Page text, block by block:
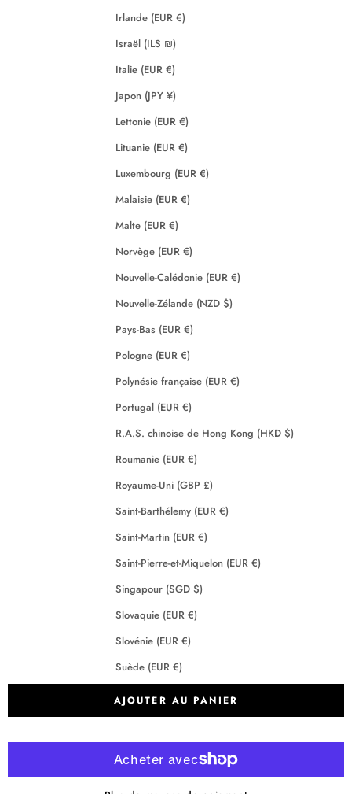
AJOUTER AU PANIER
Irlande (EUR €)
Israël (ILS ₪)
Italie (EUR €)
Japon (JPY ¥)
Lettonie (EUR €)
Lituanie (EUR €)
Luxembourg (EUR €)
Malaisie (EUR €)
Malte (EUR €)
Norvège (EUR €)
Nouvelle-Calédonie (EUR €)
Nouvelle-Zélande (NZD $)
Pays-Bas (EUR €)
Pologne (EUR €)
Polynésie française (EUR €)
Portugal (EUR €)
R.A.S. chinoise de Hong Kong (HKD $)
Roumanie (EUR €)
Royaume-Uni (GBP £)
Saint-Barthélemy (EUR €)
Saint-Martin (EUR €)
Saint-Pierre-et-Miquelon (EUR €)
Singapour (SGD $)
Slovaquie (EUR €)
Slovénie (EUR €)
Suède (EUR €)
Tchéquie (EUR €)
Terres australes françaises (EUR €)